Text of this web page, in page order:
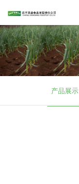
产品展示